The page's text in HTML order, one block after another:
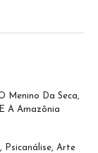
Menino Da Seca,
A Amazônia
Psicanálise, Arte